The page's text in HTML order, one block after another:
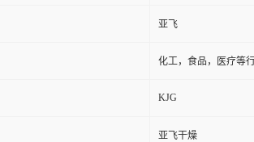
亚飞
化工，食品，医疗等
KJG
亚飞干燥